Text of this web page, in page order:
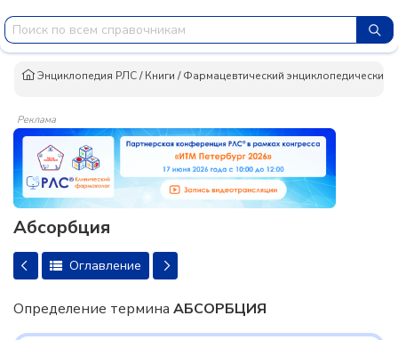
Энциклопедия РЛС/Книги /Фармацевтический
Реклама
Абсорбция
Оглавление
Определение термина АБСОРБЦИЯ